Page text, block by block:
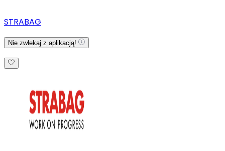
STRABAG
Nie zwlekaj z aplikacją!